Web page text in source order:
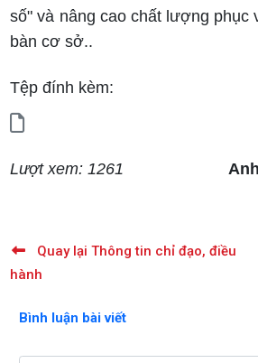
số" và nâng cao chất lượng phục
bàn cơ sở..
Tệp đính kèm:
Lượt xem: 1261
Quay lại Thông tin chỉ đạo, điều
hành
Bình luận bài viết